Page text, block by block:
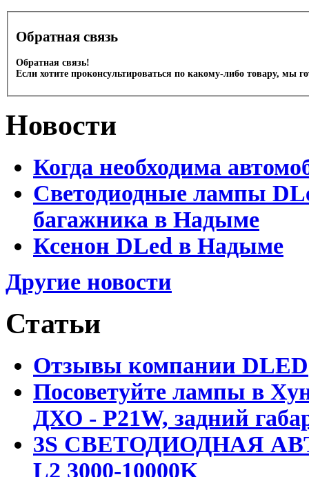
Обратная связь
Обратная связь!
Если хотите проконсультироваться по какому-либо товару, мы
Новости
Когда необходима
Светодиодные лампы
багажника в Надыме
Ксенон DLed в Надыме
Другие новости
Статьи
Отзывы компании DLED
Посоветуйте лампы в
ДХО - P21W, задний
3S СВЕТОДИОДНАЯ
L2 3000-10000K